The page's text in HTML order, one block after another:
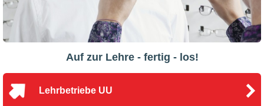
Auf zur Lehre - fertig - los!
Lehrbetriebe UU